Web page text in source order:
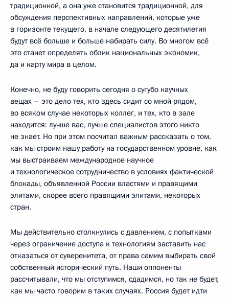
традиционной, а она уже становится традиционной, для
обсуждения перспективных направлений, которые уже
в горизонте текущего, в начале следующего десятилетия
будут всё больше и больше набирать силу. Во многом всё
это станет определять облик национальных экономик,
да и карту мира в целом.
Конечно, не буду говорить сегодня о сугубо научных
вещах – это дело тех, кто здесь сидит со мной рядом,
во всяком случае некоторых коллег, и тех, кто в зале
находится: лучше вас, лучше специалистов этого никто
не знает. Но при этом посчитал важным рассказать о том,
как мы строим нашу работу на государственном уровне, как
мы выстраиваем международное научное
и технологическое сотрудничество в условиях фактической
блокады, объявленной России властями и правящими
элитами, скорее всего правящими элитами, некоторых
стран.
Мы действительно столкнулись с давлением, с попытками
через ограничение доступа к технологиям заставить нас
отказаться от суверенитета, от права самим выбирать свой
собственный исторический путь. Наши оппоненты
рассчитывали, что мы отступимся, сдадимся, но так не будет,
как мы часто говорим в таких случаях. Россия будет идти